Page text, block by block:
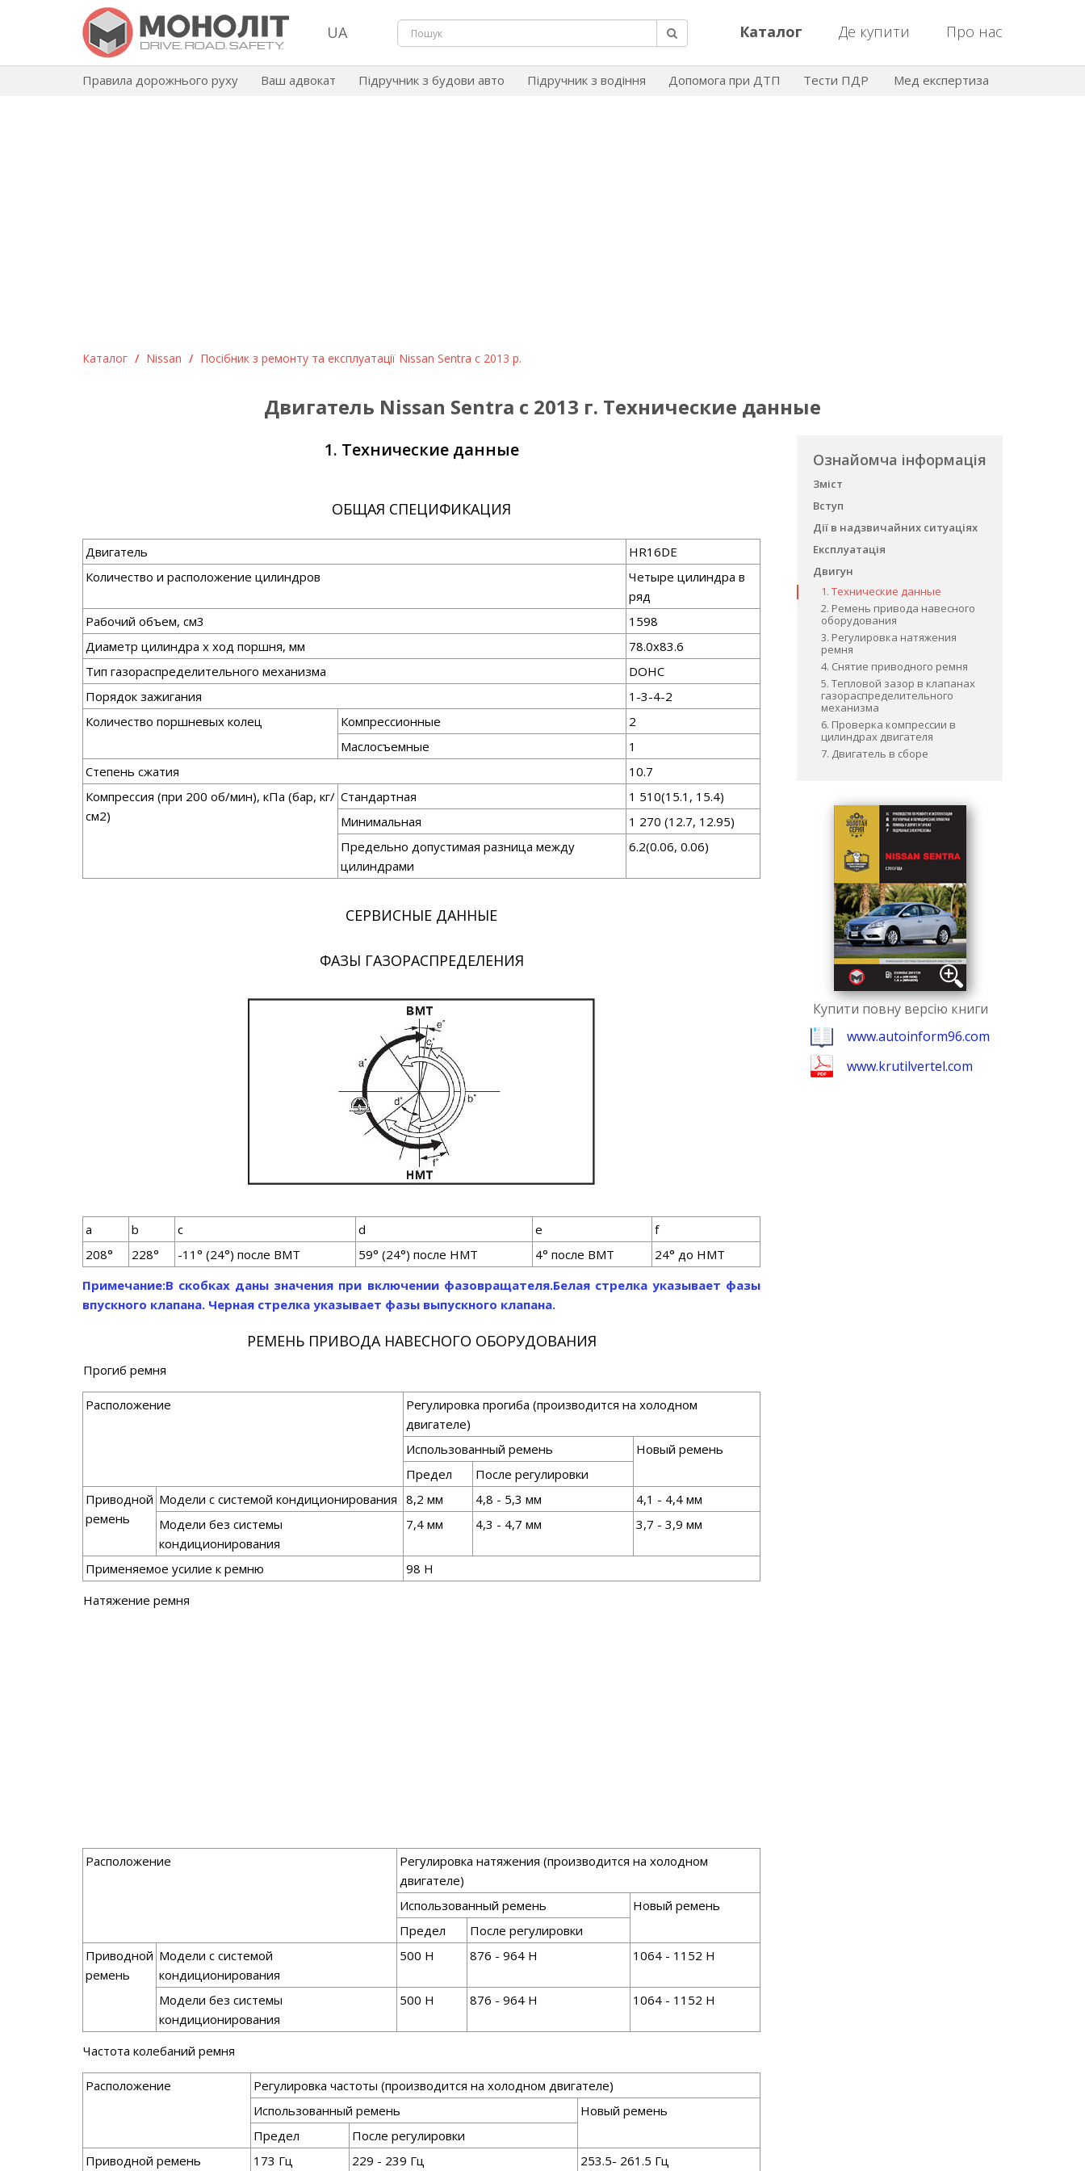
UA Каталог Де купити Про нас
Правила дорожнього руху Ваш адвокат Підручник з будови авто Підручник з водіння Допомога при ДТП Тести ПДР Мед експертиза
Каталог / Nissan / Посібник з ремонту та експлуатації Nissan Sentra c 2013 р.
Двигатель Nissan Sentra c 2013 г. Технические данные
Ознайомча інформація
Зміст
Вступ
Дії в надзвичайних ситуаціях
Експлуатація
Двигун
1. Технические данные
2. Ремень привода навесного
оборудования
3. Регулировка натяжения
ремня
4. Снятие приводного ремня
5. Тепловой зазор в клапанах
газораспределительного
механизма
6. Проверка компрессии в
цилиндрах двигателя
7. Двигатель в сборе
Купити повну версію книги
www.autoinform96.com
www.krutilvertel.com
1. Технические данные
ОБЩАЯ СПЕЦИФИКАЦИЯ
Двигатель
HR16DE
Количество и расположение цилиндров
Четыре цилиндра в
ряд
Рабочий объем, см3
1598
Диаметр цилиндра x ход поршня, мм
78.0x83.6
Тип газораспределительного механизма
DOHC
Порядок зажигания
1-3-4-2
Количество поршневых колец
Компрессионные
2
Маслосъемные
1
Степень сжатия
10.7
Компрессия (при 200 об/мин), кПа (бар, кг/
см2)
Стандартная
1 510(15.1, 15.4)
Минимальная
1 270 (12.7, 12.95)
Предельно допустимая разница между
цилиндрами
6.2(0.06, 0.06)
СЕРВИСНЫЕ ДАННЫЕ
ФАЗЫ ГАЗОРАСПРЕДЕЛЕНИЯ
а b c d е
f
208°
228° -11° (24°) после ВМТ 59° (24°) после НМТ 4° после ВМТ
24° до НМТ
Примечание:В скобках даны значения при включении фазовращателя.Белая стрелка указывает фазы
впускного клапана. Черная стрелка указывает фазы выпускного клапана.
РЕМЕНЬ ПРИВОДА НАВЕСНОГО ОБОРУДОВАНИЯ
Прогиб ремня
Расположение
Регулировка прогиба (производится на холодном
двигателе)
Использованный ремень
Новый ремень
Предел
После регулировки
Приводной
ремень
Модели с системой кондиционирования 8,2 мм 4,8 - 5,3 мм
4,1 - 4,4 мм
Модели без системы
кондиционирования
7,4 мм 4,3 - 4,7 мм 3,7 - 3,9 мм
Применяемое усилие к ремню
98 Н
Натяжение ремня
Расположение
Регулировка натяжения (производится на холодном
двигателе)
Использованный ремень
Новый ремень
Предел
После регулировки
Приводной
ремень
Модели с системой
кондиционирования
500 Н 876 - 964 Н 1064 - 1152 Н
Модели без системы
кондиционирования
500 Н 876 - 964 Н 1064 - 1152 Н
Частота колебаний ремня
Расположение
Регулировка частоты (производится на холодном двигателе)
Использованный ремень
Новый ремень
Предел
После регулировки
Приводной ремень
173 Гц 229 - 239 Гц 253.5- 261.5 Гц